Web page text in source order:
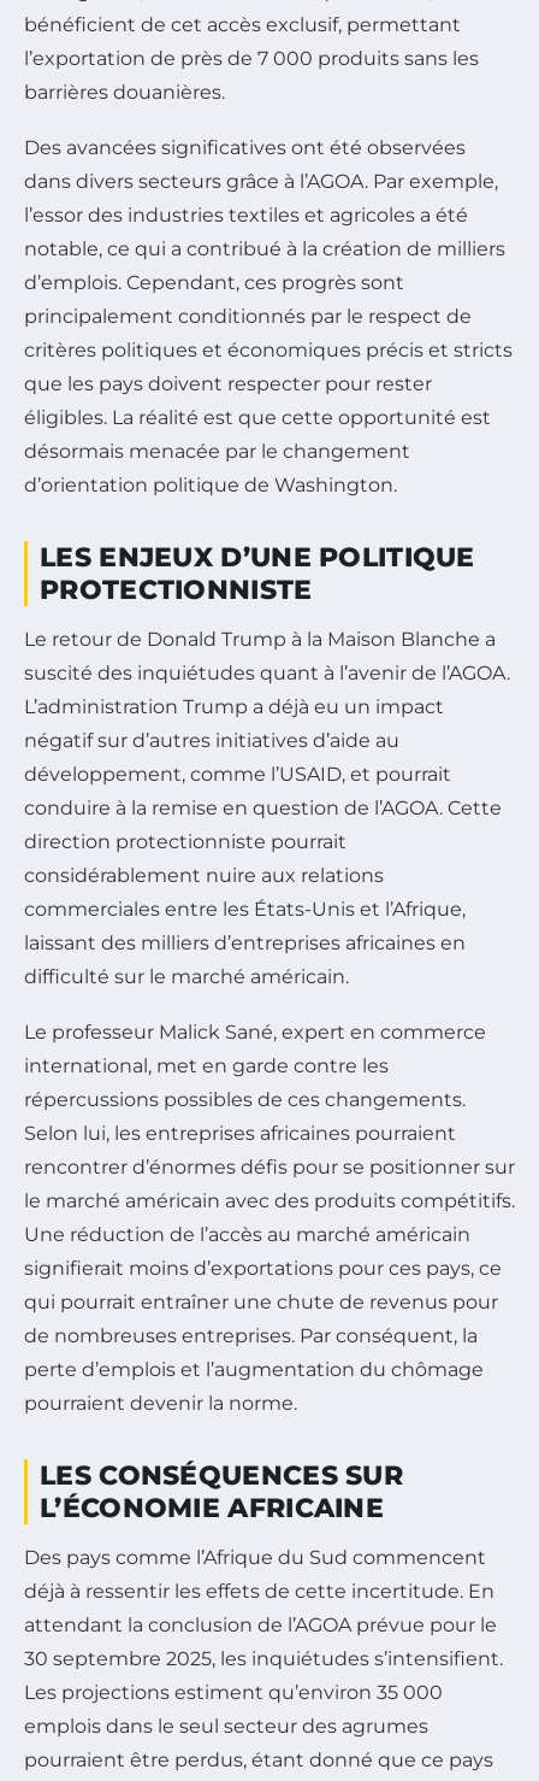
bénéficient de cet accès exclusif, permettant
l’exportation de près de 7 000 produits sans les
barrières douanières.
Des avancées significatives ont été observées
dans divers secteurs grâce à l’AGOA. Par exemple,
l’essor des industries textiles et agricoles a été
notable, ce qui a contribué à la création de milliers
d’emplois. Cependant, ces progrès sont
principalement conditionnés par le respect de
critères politiques et économiques précis et stricts
que les pays doivent respecter pour rester
éligibles. La réalité est que cette opportunité est
désormais menacée par le changement
d’orientation politique de Washington.
LES ENJEUX D’UNE POLITIQUE
PROTECTIONNISTE
Le retour de Donald Trump à la Maison Blanche a
suscité des inquiétudes quant à l’avenir de l’AGOA.
L’administration Trump a déjà eu un impact
négatif sur d’autres initiatives d’aide au
développement, comme l’USAID, et pourrait
conduire à la remise en question de l’AGOA. Cette
direction protectionniste pourrait
considérablement nuire aux relations
commerciales entre les États-Unis et l’Afrique,
laissant des milliers d’entreprises africaines en
difficulté sur le marché américain.
Le professeur Malick Sané, expert en commerce
international, met en garde contre les
répercussions possibles de ces changements.
Selon lui, les entreprises africaines pourraient
rencontrer d’énormes défis pour se positionner sur
le marché américain avec des produits compétitifs.
Une réduction de l’accès au marché américain
signifierait moins d’exportations pour ces pays, ce
qui pourrait entraîner une chute de revenus pour
de nombreuses entreprises. Par conséquent, la
perte d’emplois et l’augmentation du chômage
pourraient devenir la norme.
LES CONSÉQUENCES SUR
L’ÉCONOMIE AFRICAINE
Des pays comme l’Afrique du Sud commencent
déjà à ressentir les effets de cette incertitude. En
attendant la conclusion de l’AGOA prévue pour le
30 septembre 2025, les inquiétudes s’intensifient.
Les projections estiment qu’environ 35 000
emplois dans le seul secteur des agrumes
pourraient être perdus, étant donné que ce pays